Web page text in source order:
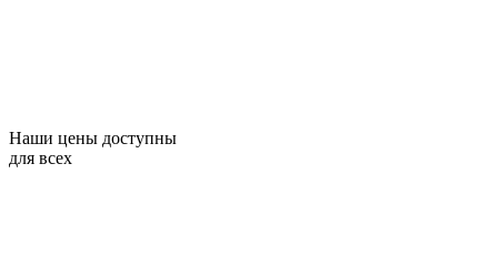
Наши цены доступны
для всех